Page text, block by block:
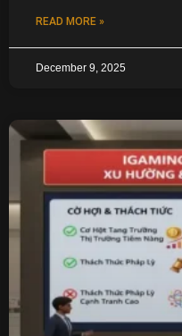
READ MORE »
December 9, 2025